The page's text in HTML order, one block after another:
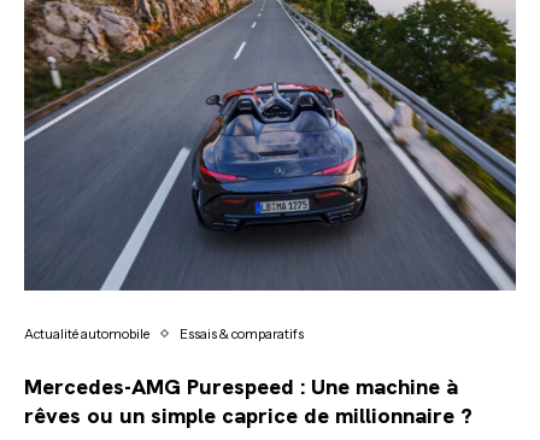
Actualité automobile Essais & comparatifs
Mercedes-AMG Purespeed : Une machine à
rêves ou un simple caprice de millionnaire ?